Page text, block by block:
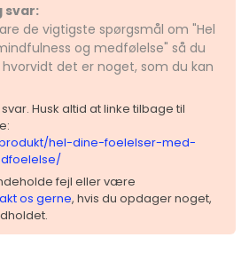
svar:
de vigtigste spørgsmål om "Hel
og medfølelse" så du
det er noget, som du kan
Husk altid at linke tilbage til
hel-dine-foelelser-med-
fejl eller være
os gerne, hvis du opdager noget,